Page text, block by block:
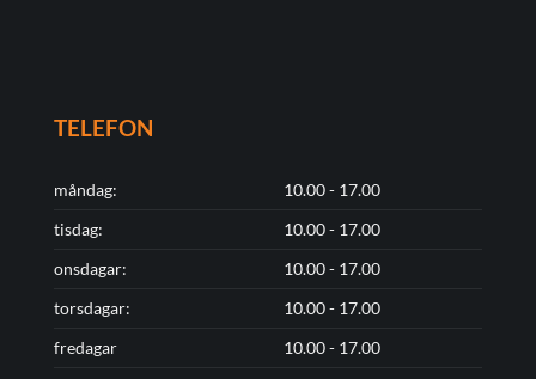
TELEFON
måndag:
10.00 - 17.00
tisdag:
10.00 - 17.00
onsdagar:
10.00 - 17.00
torsdagar:
10.00 - 17.00
fredagar
10.00 - 17.00